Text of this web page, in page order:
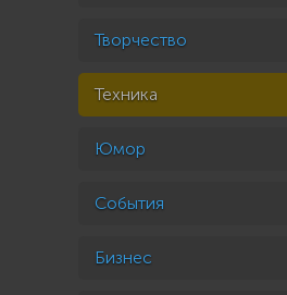
Творчество
Техника
Юмор
События
Бизнес